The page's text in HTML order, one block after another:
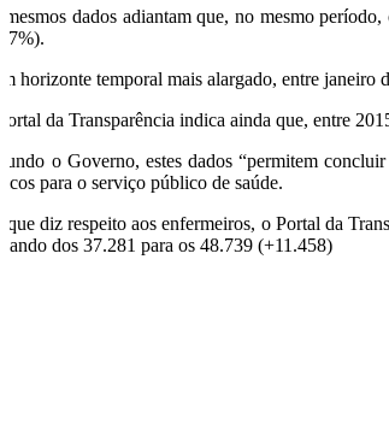
mesmos dados adiantam que, no mesmo
horizonte temporal mais alargado, entre janeiro
da Transparência indica ainda que, entre
o Governo, estes dados “permitem
para o serviço público de saúde.
que diz respeito aos enfermeiros, o Portal da
dos 37.281 para os 48.739 (+11.458)